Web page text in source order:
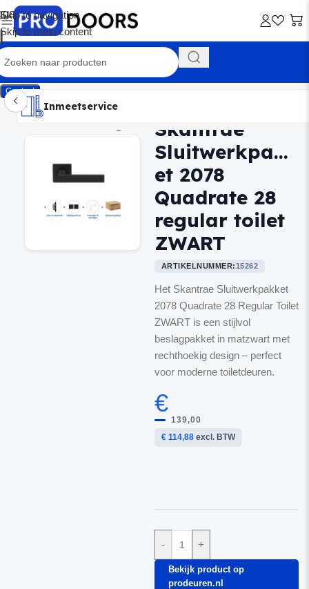
Skip to navigation
Skip to main content
Contact
Inmeetservice
Montageservice
Advies op maat
Showroom
Inmeetservice
Skantrae
Sluitwerkpakk
et 2078
Quadrate 28
regular toilet
ZWART
ARTIKELNUMMER:15262
Het Skantrae Sluitwerkpakket
2078 Quadrate 28 Regular Toilet
ZWART is een stijlvol
beslagpakket in matzwart met
rechthoekig design – perfect
voor moderne toiletdeuren.
€
139,00
€ 114,88excl. BTW
- +
Bekijk product op
prodeuren.nl